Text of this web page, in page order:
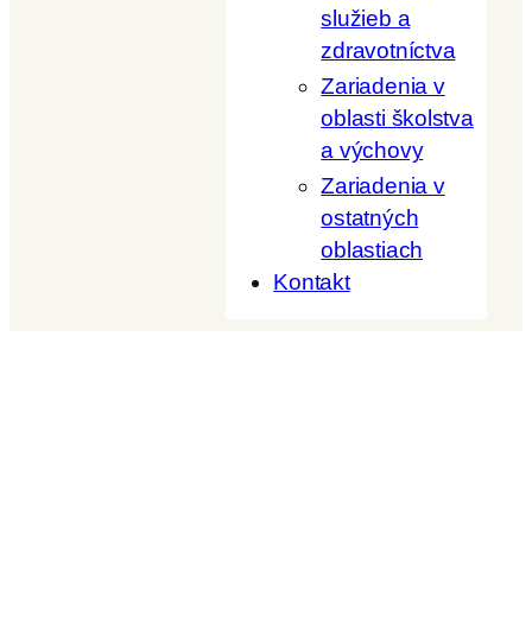
služieb a
zdravotníctva
Zariadenia v
oblasti školstva
a výchovy
Zariadenia v
ostatných
oblastiach
Kontakt